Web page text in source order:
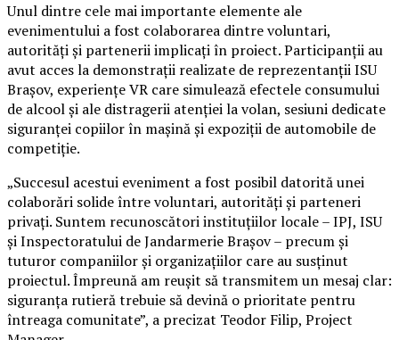
Unul dintre cele mai importante elemente ale
evenimentului a fost colaborarea dintre voluntari,
autorități și partenerii implicați în proiect. Participanții au
avut acces la demonstrații realizate de reprezentanții ISU
Brașov, experiențe VR care simulează efectele consumului
de alcool și ale distragerii atenției la volan, sesiuni dedicate
siguranței copiilor în mașină și expoziții de automobile de
competiție.
„Succesul acestui eveniment a fost posibil datorită unei
colaborări solide între voluntari, autorități și parteneri
privați. Suntem recunoscători instituțiilor locale – IPJ, ISU
și Inspectoratului de Jandarmerie Brașov – precum și
tuturor companiilor și organizațiilor care au susținut
proiectul. Împreună am reușit să transmitem un mesaj clar:
siguranța rutieră trebuie să devină o prioritate pentru
întreaga comunitate”, a precizat Teodor Filip, Project